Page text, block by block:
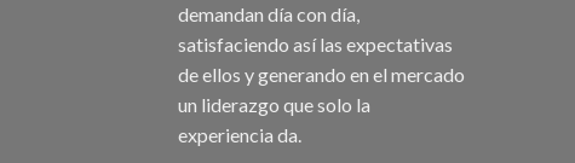
demandan día con día,
satisfaciendo así las expectativas
de ellos y generando en el mercado
un liderazgo que solo la
experiencia da.